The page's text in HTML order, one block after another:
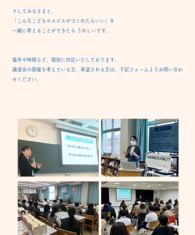
そしてみなさまと、
「こんなこどもホスピスがつくれたらいい」を
一緒に考えることができたら うれしいです。​
場所や時間など、個別に対応いたしております。
講演会の開催を考えている方、希望される方は、下記フォームよりお問い合わ
せください。